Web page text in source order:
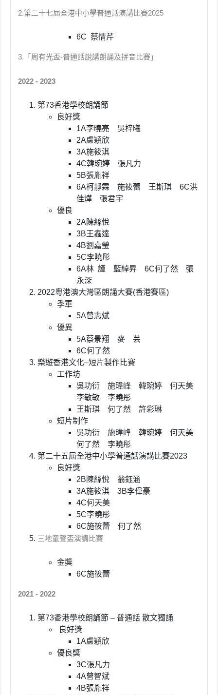
2.第二十七屆全港中小學普通話演講比賽2025
6C 蔡情芹
3.「周有光盃-普通話說講朗誦及拼音比賽」
2022 - 2023
第73香港學校朗誦節
良好獎
1A李曉亮 吳梓曦
2A盧穎欣
3A施筱淇
4C韓琬婷 張凡力
5B張胤祥
6A柯靜霖 施筱蕾 王斯琪 6C洪
佳燁 張君宇
優良
2A陳絲悅
3B王鑫達
4B劉嘉瑩
5C李曉彤
6A林 謹 藍綽昇 6C何了然 張
永深
2022粵港澳大灣區朗誦大賽(香港賽區)
季軍
5A曾志斌
優異
5A蔡景翔 麥 芸
6C何了然
樂遊香港文化–短片製作比賽
工作坊
吳功衍 施瑋峰 韓琬婷 何天美
李敏敏 李曉彤
王斯琪 何了然 許彩琳
短片制作
吳功衍 施瑋峰 韓琬婷 何天美
何了然 李曉彤
第二十五屆全港中小學普通話演講比賽2023
良好獎
2B陳絲悅 翁鈺涵
3A施筱淇 3B李偉豪
4C何天美
5C李曉彤
6C施筱蕾 何了然
三地童聲盃演講比賽
金獎
6C施筱蕾
2021 - 2022
第73香港學校朗誦節 – 普通話 散文獨誦
良好獎
1A盧穎欣
優良獎
3C張凡力
4A曾智斌
4B張胤祥